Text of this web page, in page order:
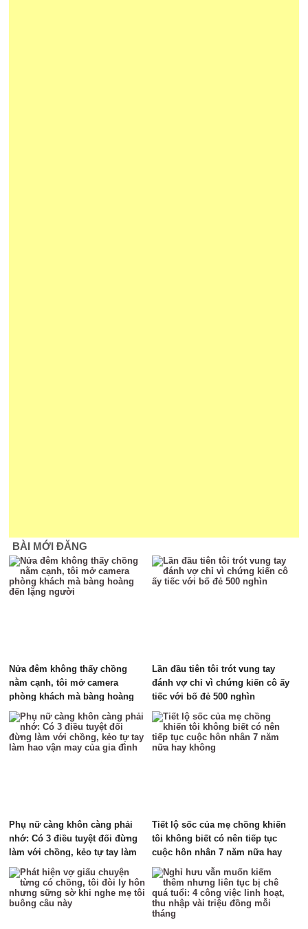
BÀI MỚI ĐĂNG
Nửa đêm không thấy chồng
nằm cạnh, tôi mở camera
phòng khách mà bàng hoàng
đến lặng người
Lần đầu tiên tôi trót vung tay
đánh vợ chỉ vì chứng kiến cô ấy
tiếc với bố đẻ 500 nghìn
Phụ nữ càng khôn càng phải
nhớ: Có 3 điều tuyệt đối đừng
làm với chồng, kẻo tự tay làm
hao vận may của gia đình
Tiết lộ sốc của mẹ chồng khiến
tôi không biết có nên tiếp tục
cuộc hôn nhân 7 năm nữa hay
không